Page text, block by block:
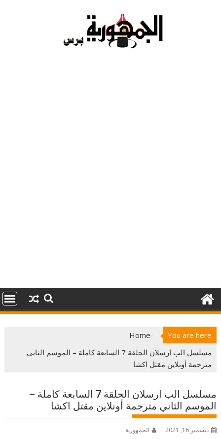
You are here
Home
مسلسل الب ارسلان الحلقة 7 السابعة كاملة – الموسم الثاني
مترجمة أونلاين مقتل اكشا
مسلسل الب ارسلان الحلقة 7 السابعة كاملة –
الموسم الثاني مترجمة أونلاين مقتل اكشا
ديسمبر 16, 2021 الجمهورية